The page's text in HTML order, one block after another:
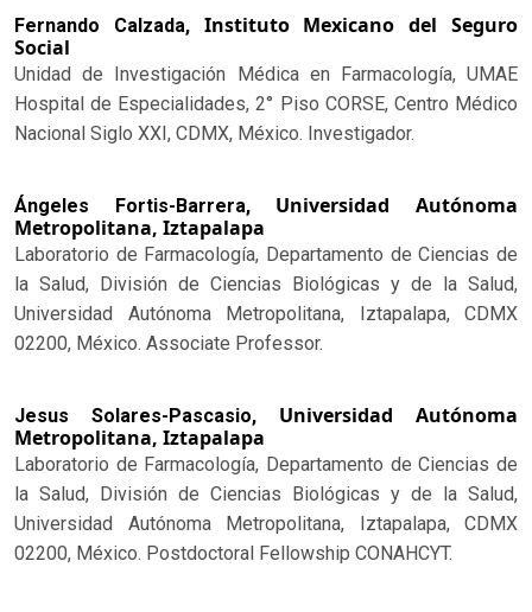
Fernando Calzada, Instituto Mexicano del Seguro
Social
Unidad de Investigación Médica en Farmacología, UMAE
Hospital de Especialidades, 2° Piso CORSE, Centro Médico
Nacional Siglo XXI, CDMX, México. Investigador.
Ángeles Fortis-Barrera, Universidad Autónoma
Metropolitana, Iztapalapa
Laboratorio de Farmacología, Departamento de Ciencias de
la Salud, División de Ciencias Biológicas y de la Salud,
Universidad Autónoma Metropolitana, Iztapalapa, CDMX
02200, México. Associate Professor.
Jesus Solares-Pascasio, Universidad Autónoma
Metropolitana, Iztapalapa
Laboratorio de Farmacología, Departamento de Ciencias de
la Salud, División de Ciencias Biológicas y de la Salud,
Universidad Autónoma Metropolitana, Iztapalapa, CDMX
02200, México. Postdoctoral Fellowship CONAHCYT.